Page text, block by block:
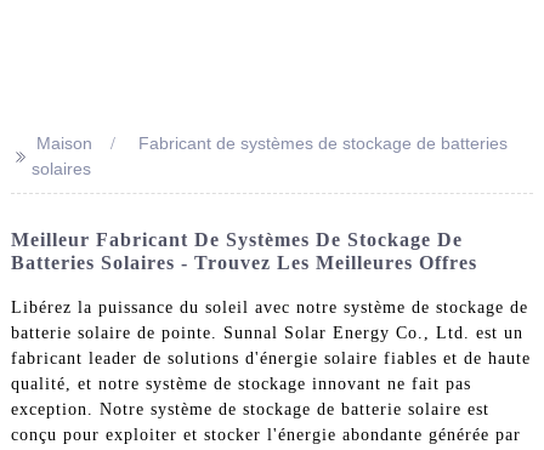
>>
Maison
Fabricant de systèmes de stockage de batteries
solaires
Meilleur Fabricant De Systèmes De Stockage De
Batteries Solaires - Trouvez Les Meilleures Offres
Libérez la puissance du soleil avec notre système de stockage de
batterie solaire de pointe. Sunnal Solar Energy Co., Ltd. est un
fabricant leader de solutions d'énergie solaire fiables et de haute
qualité, et notre système de stockage innovant ne fait pas
exception. Notre système de stockage de batterie solaire est
conçu pour exploiter et stocker l'énergie abondante générée par